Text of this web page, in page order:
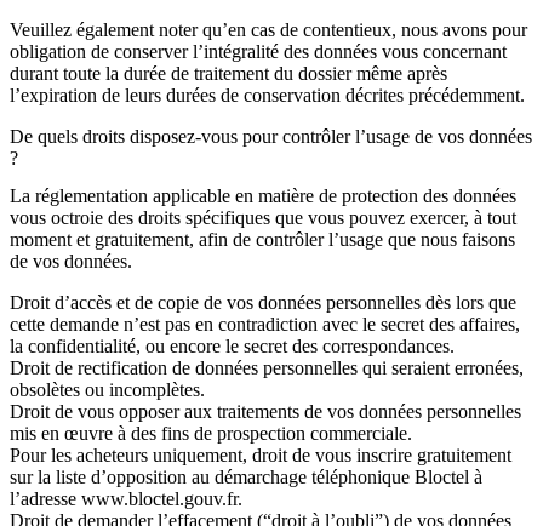
Veuillez également noter qu’en cas de contentieux, nous avons pour
obligation de conserverl’intégralité des données vous concernant
durant toute la durée de traitement du dossier même après
l’expiration de leurs durées de conservation décrites précédemment.
De quels droits disposez-vous pour contrôler l’usage de vos données
?
La réglementation applicable en matière de protection des données
vous octroie des droits spécifiques que vous pouvez exercer, à tout
moment et gratuitement, afin de contrôler l’usage que nous faisons
de vos données.
Droit d’accès et de copie de vos données personnelles dès lors que
cette demande n’est pas en contradiction avec le secret des affaires,
la confidentialité, ou encore le secret des correspondances.
Droit de rectification de données personnelles qui seraient erronées,
obsolètes ou incomplètes.
Droit de vous opposeraux traitements de vos données personnelles
mis en œuvre à des fins de prospection commerciale.
Pour les acheteurs uniquement, droit de vous inscrire gratuitement
sur la liste d’opposition au démarchage téléphonique Bloctel à
l’adresse www.bloctel.gouv.fr.
Droit de demanderl’effacement (“droit à l’oubli”) de vos données